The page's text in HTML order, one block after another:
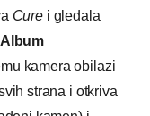
Curei gledala
kamera obilazi
strana i otkriva